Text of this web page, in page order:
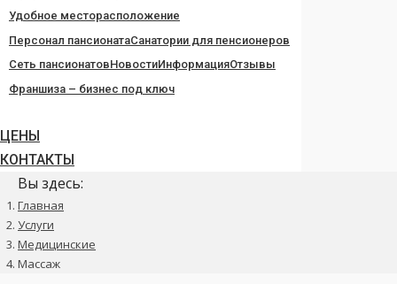
Удобное месторасположение
Персонал пансионатаСанатории для пенсионеров
Сеть пансионатовНовостиИнформацияОтзывы
Франшиза – бизнес под ключ
ЦЕНЫ
КОНТАКТЫ
Вы здесь:
Главная
Услуги
Медицинские
Массаж